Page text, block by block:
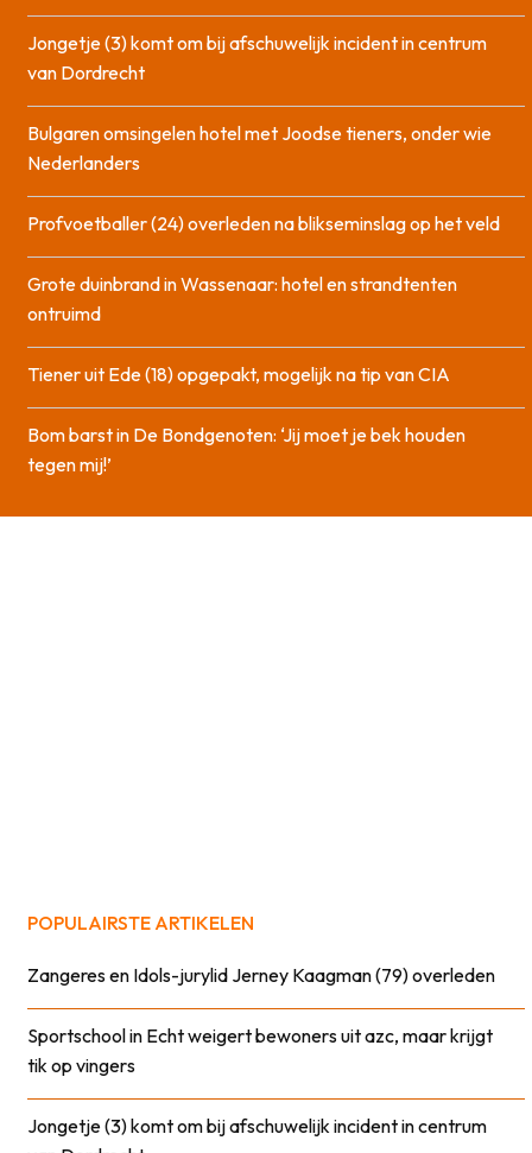
Jongetje (3) komt om bij afschuwelijk incident in centrum
van Dordrecht
Bulgaren omsingelen hotel met Joodse tieners, onder wie
Nederlanders
Profvoetballer (24) overleden na blikseminslag op het veld
Grote duinbrand in Wassenaar: hotel en strandtenten
ontruimd
Tiener uit Ede (18) opgepakt, mogelijk na tip van CIA
Bom barst in De Bondgenoten: ‘Jij moet je bek houden
tegen mij!’
POPULAIRSTE ARTIKELEN
Zangeres en Idols-jurylid Jerney Kaagman (79) overleden
Sportschool in Echt weigert bewoners uit azc, maar krijgt
tik op vingers
Jongetje (3) komt om bij afschuwelijk incident in centrum